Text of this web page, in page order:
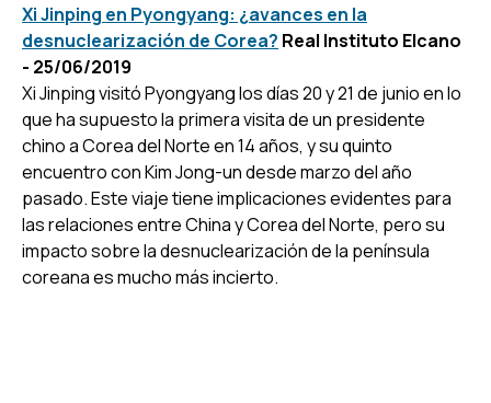
Xi Jinping en Pyongyang: ¿avances en la
desnuclearización de Corea? Real Instituto Elcano
- 25/06/2019
Xi Jinping visitó Pyongyang los días 20 y 21 de junio en lo
que ha supuesto la primera visita de un presidente
chino a Corea del Norte en 14 años, y su quinto
encuentro con Kim Jong-un desde marzo del año
pasado. Este viaje tiene implicaciones evidentes para
las relaciones entre China y Corea del Norte, pero su
impacto sobre la desnuclearización de la península
coreana es mucho más incierto.